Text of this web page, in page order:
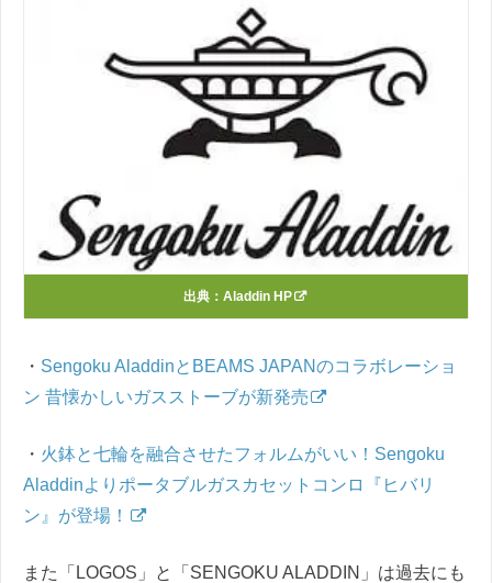
出典： Aladdin HP
・ Sengoku AladdinとBEAMS JAPANのコラボレーショ
ン 昔懐かしいガスストーブが新発売
・ 火鉢と七輪を融合させたフォルムがいい！Sengoku
Aladdinよりポータブルガスカセットコンロ『ヒバリ
ン』が登場！
また「LOGOS」と「SENGOKU ALADDIN」は過去にも